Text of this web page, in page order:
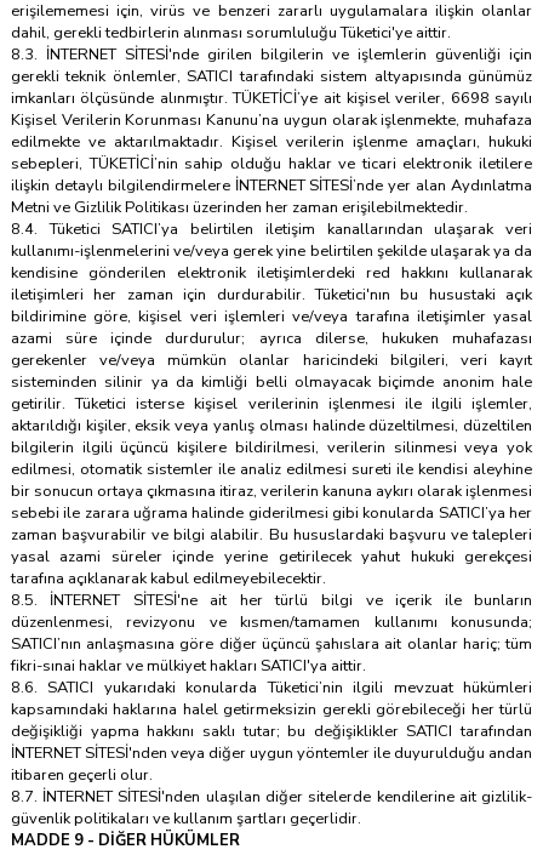
erişilememesi için, virüs ve benzeri zararlı uygulamalara ilişkin olanlar
dahil, gerekli tedbirlerin alınması sorumluluğu Tüketici'ye aittir.
8.3. İNTERNET SİTESİ'nde girilen bilgilerin ve işlemlerin güvenliği için
gerekli teknik önlemler, SATICI tarafındaki sistem altyapısında günümüz
imkanları ölçüsünde alınmıştır. TÜKETİCİ’ye ait kişisel veriler, 6698 sayılı
Kişisel Verilerin Korunması Kanunu’na uygun olarak işlenmekte, muhafaza
edilmekte ve aktarılmaktadır. Kişisel verilerin işlenme amaçları, hukuki
sebepleri, TÜKETİCİ’nin sahip olduğu haklar ve ticari elektronik iletilere
ilişkin detaylı bilgilendirmelere İNTERNET SİTESİ’nde yer alan Aydınlatma
Metni ve Gizlilik Politikası üzerinden her zaman erişilebilmektedir.
8.4. Tüketici SATICI’ya belirtilen iletişim kanallarından ulaşarak veri
kullanımı-işlenmelerini ve/veya gerek yine belirtilen şekilde ulaşarak ya da
kendisine gönderilen elektronik iletişimlerdeki red hakkını kullanarak
iletişimleri her zaman için durdurabilir. Tüketici'nın bu husustaki açık
bildirimine göre, kişisel veri işlemleri ve/veya tarafına iletişimler yasal
azami süre içinde durdurulur; ayrıca dilerse, hukuken muhafazası
gerekenler ve/veya mümkün olanlar haricindeki bilgileri, veri kayıt
sisteminden silinir ya da kimliği belli olmayacak biçimde anonim hale
getirilir. Tüketici isterse kişisel verilerinin işlenmesi ile ilgili işlemler,
aktarıldığı kişiler, eksik veya yanlış olması halinde düzeltilmesi, düzeltilen
bilgilerin ilgili üçüncü kişilere bildirilmesi, verilerin silinmesi veya yok
edilmesi, otomatik sistemler ile analiz edilmesi sureti ile kendisi aleyhine
bir sonucun ortaya çıkmasına itiraz, verilerin kanuna aykırı olarak işlenmesi
sebebi ile zarara uğrama halinde giderilmesi gibi konularda SATICI’ya her
zaman başvurabilir ve bilgi alabilir. Bu hususlardaki başvuru ve talepleri
yasal azami süreler içinde yerine getirilecek yahut hukuki gerekçesi
tarafına açıklanarak kabul edilmeyebilecektir.
8.5. İNTERNET SİTESİ'ne ait her türlü bilgi ve içerik ile bunların
düzenlenmesi, revizyonu ve kısmen/tamamen kullanımı konusunda;
SATICI’nın anlaşmasına göre diğer üçüncü şahıslara ait olanlar hariç; tüm
fikri-sınai haklar ve mülkiyet hakları SATICI'ya aittir.
8.6. SATICI yukarıdaki konularda Tüketici’nin ilgili mevzuat hükümleri
kapsamındaki haklarına halel getirmeksizin gerekli görebileceği her türlü
değişikliği yapma hakkını saklı tutar; bu değişiklikler SATICI tarafından
İNTERNET SİTESİ'nden veya diğer uygun yöntemler ile duyurulduğu andan
itibaren geçerli olur.
8.7. İNTERNET SİTESİ'nden ulaşılan diğer sitelerde kendilerine ait gizlilik-
güvenlik politikaları ve kullanım şartları geçerlidir.
MADDE 9 - DİĞER HÜKÜMLER